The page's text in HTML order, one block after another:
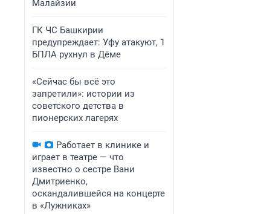
Малайзии
ГК ЧС Башкирии
предупреждает: Уфу атакуют, 1
БПЛА рухнул в Дёме
«Сейчас бы всё это
запретили»: истории из
советского детства в
пионерских лагерях
Работает в клинике и
играет в театре — что
известно о сестре Вани
Дмитриенко,
оскандалившейся на концерте
в «Лужниках»